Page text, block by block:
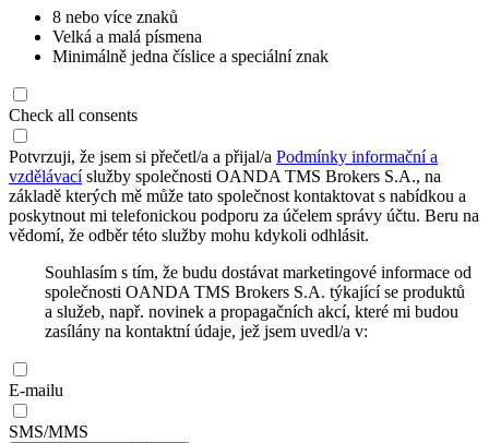
8 nebo více znaků
Velká a malá písmena
Minimálně jedna číslice a speciální znak
Check all consents
Potvrzuji, že jsem si přečetl/a a přijal/a Podmínky informační a
vzdělávacíslužby společnosti OANDA TMS Brokers S.A., na
základě kterých mě může tato společnost kontaktovat s nabídkou a
poskytnout mi telefonickou podporu za účelem správy účtu. Beru na
vědomí, že odběr této služby mohu kdykoli odhlásit.
Souhlasím s tím, že budu dostávat marketingové informace od
společnosti OANDA TMS Brokers S.A. týkající se produktů
a služeb, např. novinek a propagačních akcí, které mi budou
zasílány na kontaktní údaje, jež jsem uvedl/a v:
E-mailu
SMS/MMS